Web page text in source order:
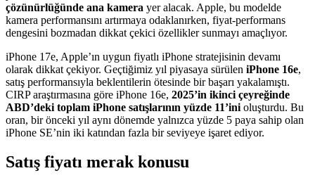
çözünürlüğünde ana kamera yer alacak. Apple, bu modelde
kamera performansını artırmaya odaklanırken, fiyat-performans
dengesini bozmadan dikkat çekici özellikler sunmayı amaçlıyor.
iPhone 17e, Apple’ın uygun fiyatlı iPhone stratejisinin devamı
olarak dikkat çekiyor. Geçtiğimiz yıl piyasaya sürülen iPhone 16e,
satış performansıyla beklentilerin ötesinde bir başarı yakalamıştı.
CIRP araştırmasına göre iPhone 16e, 2025’in ikinci çeyreğinde
ABD’deki toplam iPhone satışlarının yüzde 11’ini oluşturdu. Bu
oran, bir önceki yıl aynı dönemde yalnızca yüzde 5 paya sahip olan
iPhone SE’nin iki katından fazla bir seviyeye işaret ediyor.
Satış fiyatı merak konusu